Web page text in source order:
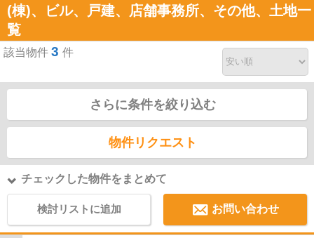
(棟)、ビル、戸建、店舗事務所、その他、土地一
覧
該当物件 3 件
さらに条件を絞り込む
物件リクエスト
チェックした物件をまとめて
検討リストに追加 お問い合わせ